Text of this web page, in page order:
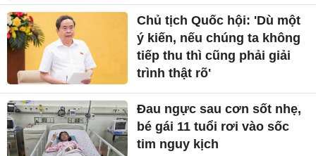
Chủ tịch Quốc hội: 'Dù một
ý kiến, nếu chúng ta không
tiếp thu thì cũng phải giải
trình thật rõ'
Đau ngực sau cơn sốt nhẹ,
bé gái 11 tuổi rơi vào sốc
tim nguy kịch